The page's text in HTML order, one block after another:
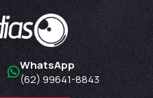
WhatsApp
(62) 99641-8843